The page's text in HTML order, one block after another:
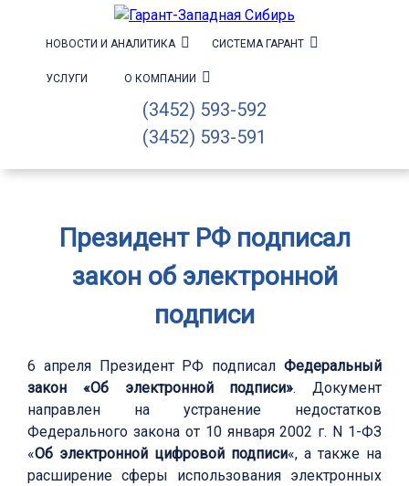
НОВОСТИ И АНАЛИТИКА СИСТЕМА ГАРАНТ
УСЛУГИ О КОМПАНИИ
(3452) 593-592
(3452) 593-591
Президент РФ подписал
закон об электронной
подписи
6 апреля Президент РФ подписал Федеральный
закон «Об электронной подписи». Документ
направлен на устранение недостатков
Федерального закона от 10 января 2002 г. N 1-ФЗ
«Об электронной цифровой подписи«, а также на
расширение сферы использования электронных